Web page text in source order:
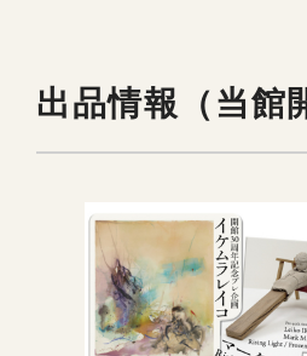
出品情報（当館